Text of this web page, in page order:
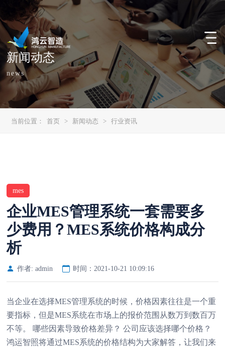
新闻动态
news
当前位置： 首页 > 新闻动态 > 行业资讯
mes
企业MES管理系统一套需要多
少费用？MES系统价格构成分
析
作者: admin 时间：2021-10-21 10:09:16
当企业在选择MES管理系统的时候，价格因素往往是一个重
要指标，但是MES系统在市场上的报价范围从数万到数百万
不等。 哪些因素导致价格差异？ 公司应该选择哪个价格？
鸿运智照将通过MES系统的价格结构为大家解答，让我们来